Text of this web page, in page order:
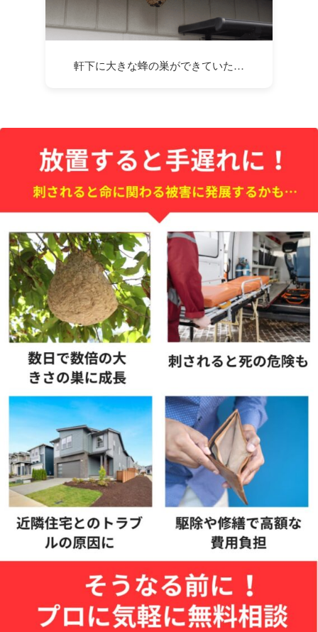
軒下に大きな蜂の巣ができていた…